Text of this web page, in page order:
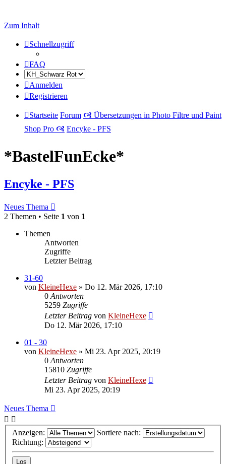
Zum Inhalt
Schnellzugriff
FAQ
Anmelden
Registrieren
Startseite Forum 🙧 Übersetzungen in Photo Filtre und Paint
Shop Pro 🙧 Encyke - PFS
*BastelFunEcke*
Encyke - PFS
Neues Thema
2 Themen • Seite 1 von 1
Themen
Antworten
Zugriffe
Letzter Beitrag
31-60
von KleineHexe » Do 12. Mär 2026, 17:10
0 Antworten
5259 Zugriffe
Letzter Beitrag von KleineHexe
Do 12. Mär 2026, 17:10
01 - 30
von KleineHexe » Mi 23. Apr 2025, 20:19
0 Antworten
15810 Zugriffe
Letzter Beitrag von KleineHexe
Mi 23. Apr 2025, 20:19
Neues Thema
Anzeigen:
Sortiere nach:
Richtung: